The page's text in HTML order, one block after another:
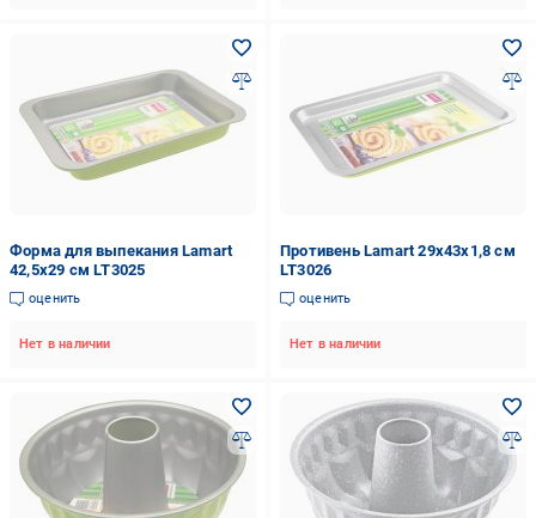
Форма для выпекания Lamart
42,5x29 см LT3025
оценить
Нет в наличии
Противень Lamart 29x43x1,8 см
LT3026
оценить
Нет в наличии